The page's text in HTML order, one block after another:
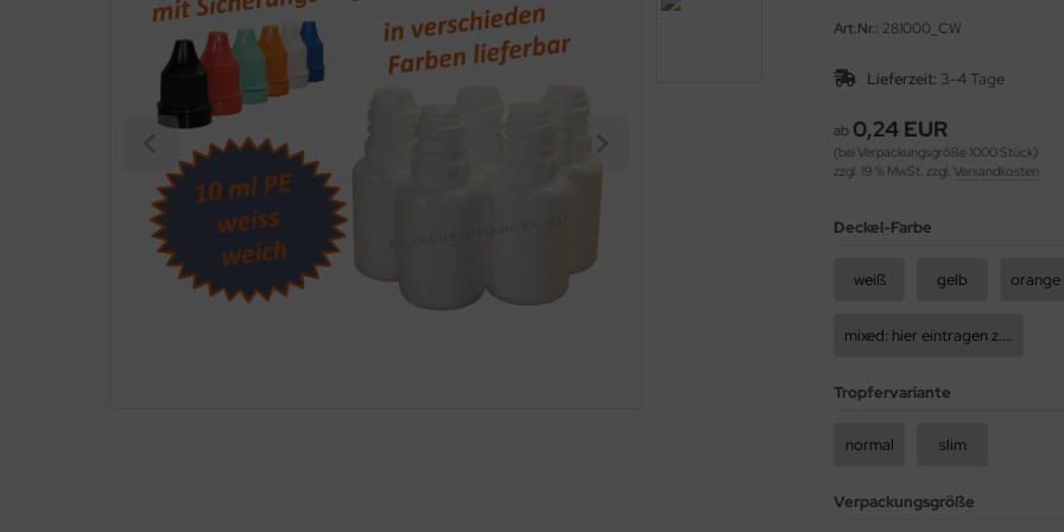
Art.Nr.: 281000_CW
Lieferzeit: 3-4 Tage
ab 0,24 EUR
(bei Verpackungsgröße 1000 Stück)
zzgl. 19 % MwSt. zzgl. Versandkosten
Deckel-Farbe
weiß gelb orange
mixed: hier eintragen z.B 50rot, 50blau, usw.
Tropfervariante
normal slim
Verpackungsgröße